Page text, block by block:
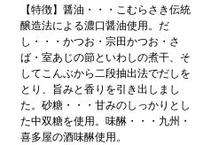
【特徴】醤油・・・こむらさき伝統
醸造法による濃口醤油使用。だ
し・・・かつお・宗田かつお・さ
ば・室あじの節といわしの煮干、そ
してこんぶから二段抽出法でだしを
とり、旨みと香りを引き出しまし
た。砂糖・・・甘みのしっかりとし
た中双糖を使用。味醂・・・九州・
喜多屋の酒味醂使用。